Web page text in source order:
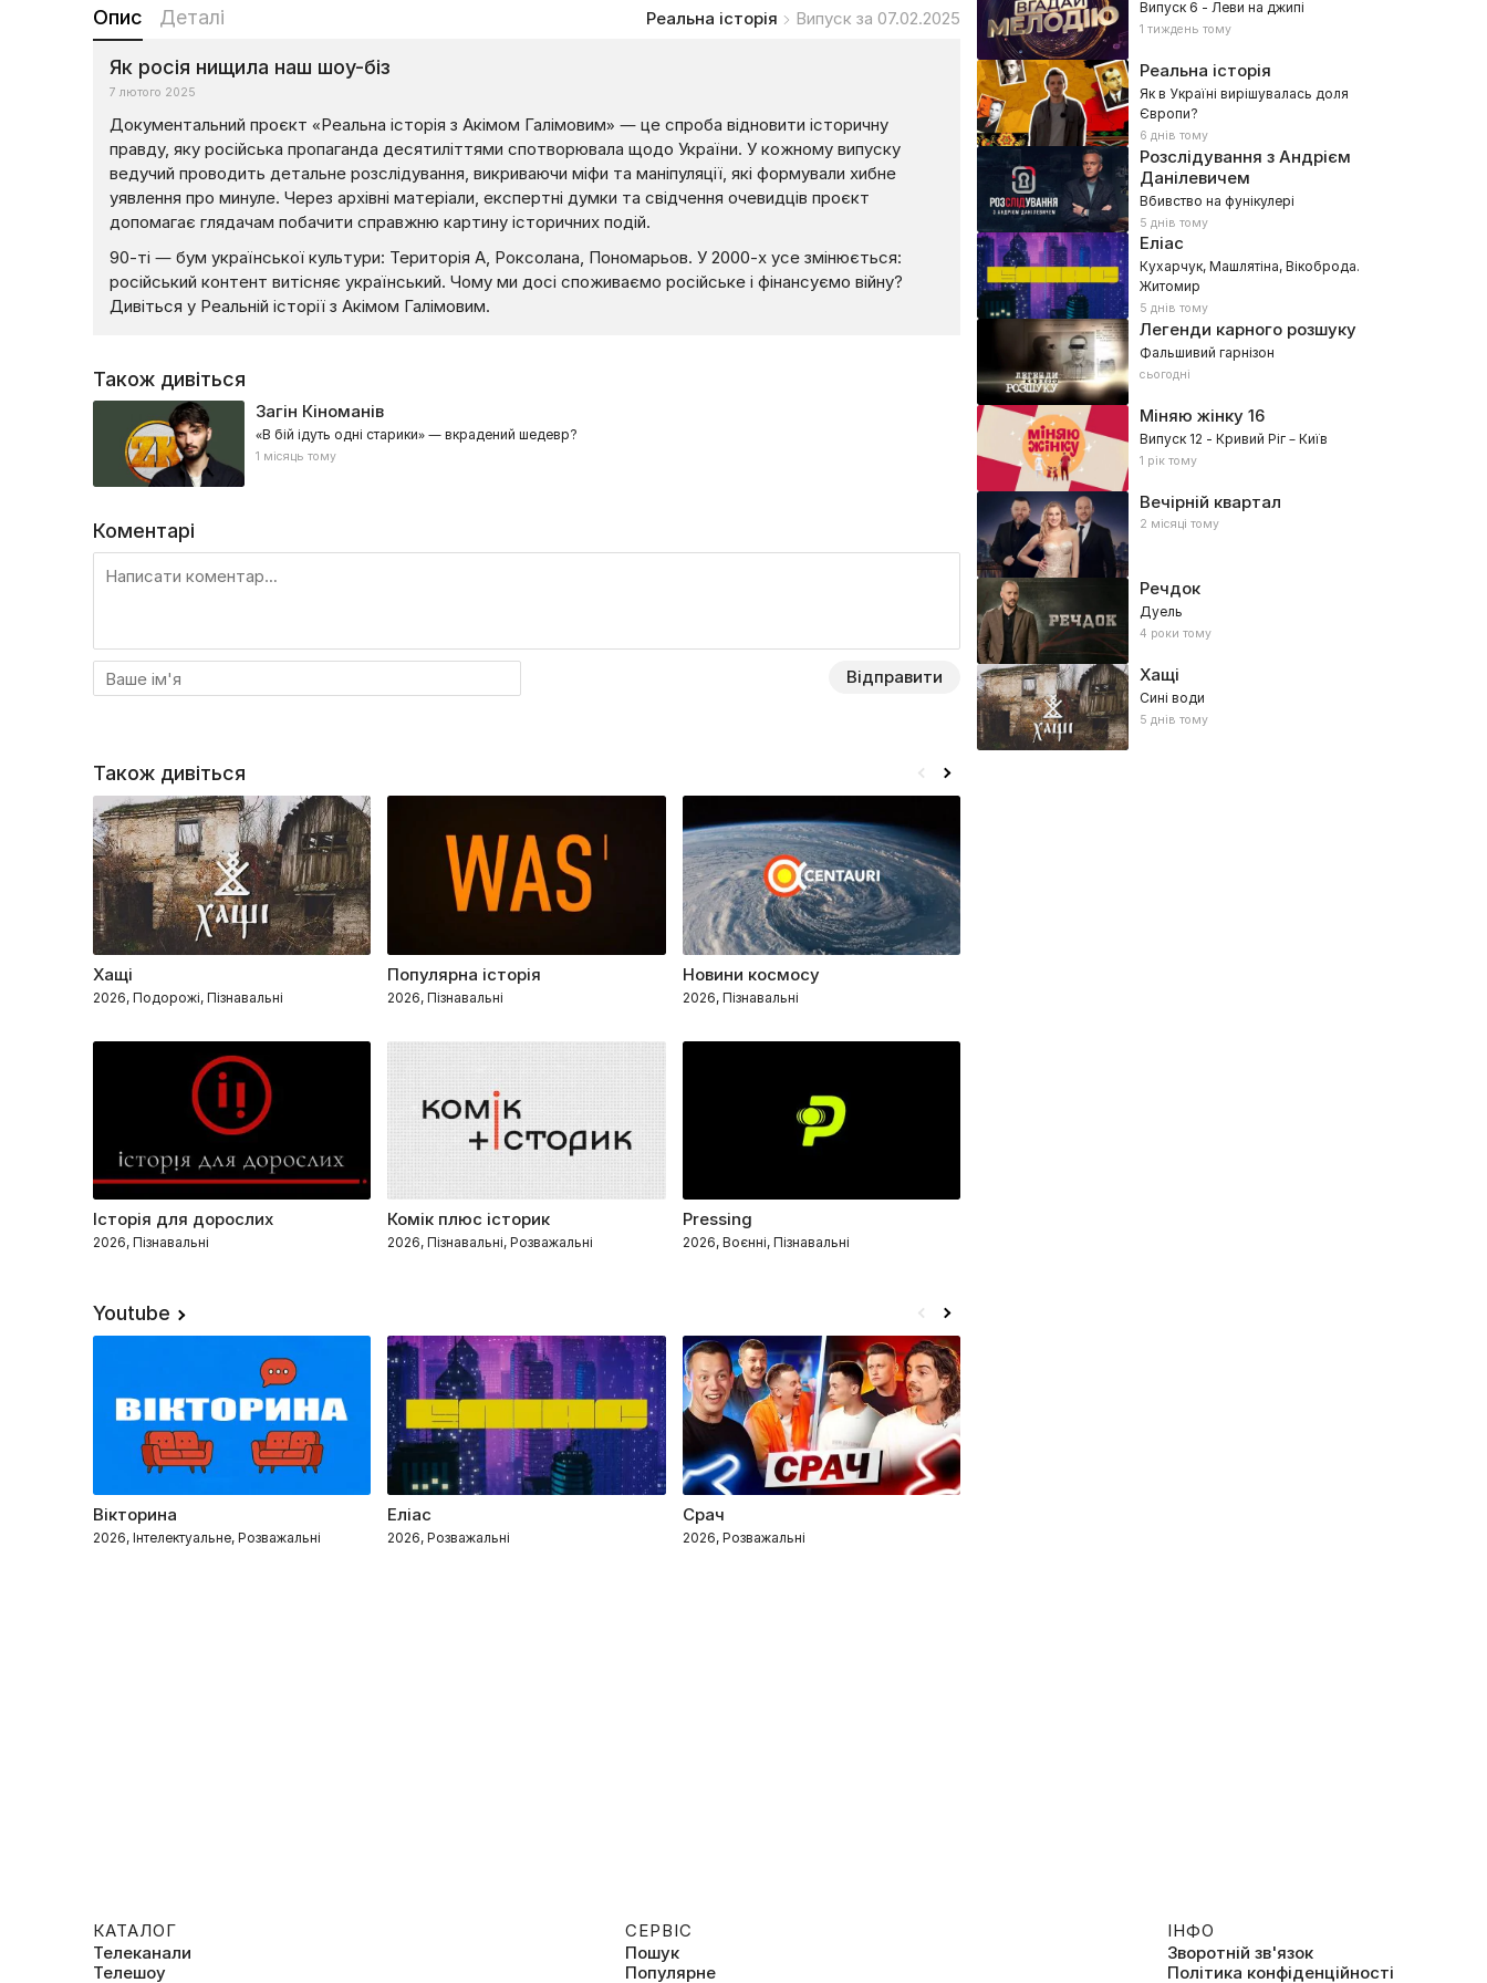
Опис Деталі Реальна історія Випуск за 07.02.2025
Як росія нищила наш шоу-біз
7 лютого 2025
Документальний проєкт «Реальна історія з Акімом Галімовим» — це спроба відновити історичну
правду, яку російська пропаганда десятиліттями спотворювала щодо України. У кожному випуску
ведучий проводить детальне розслідування, викриваючи міфи та маніпуляції, які формували хибне
уявлення про минуле. Через архівні матеріали, експертні думки та свідчення очевидців проєкт
допомагає глядачам побачити справжню картину історичних подій.
90-ті — бум української культури: Територія А, Роксолана, Пономарьов. У 2000-х усе змінюється:
російський контент витісняє український. Чому ми досі споживаємо російське і фінансуємо війну?
Дивіться у Реальній історії з Акімом Галімовим.
Також дивіться
Загін Кіноманів
«В бій ідуть одні старики» — вкрадений шедевр?
1 місяць тому
Коментарі
Відправити
Випуск 6 - Леви на джипі
1 тиждень тому
Реальна історія
Як в Україні вирішувалась доля
Європи?
6 днів тому
Розслідування з Андрієм
Данілевичем
Вбивство на фунікулері
5 днів тому
Еліас
Кухарчук, Машлятіна, Вікоброда.
Житомир
5 днів тому
Легенди карного розшуку
Фальшивий гарнізон
сьогодні
Міняю жінку16
Випуск 12 - Кривий Ріг – Київ
1 рік тому
Вечірній квартал
2 місяці тому
Речдок
Дуель
4 роки тому
Хащі
Сині води
5 днів тому
Також дивіться
Хащі
2026, Подорожі, Пізнавальні
Популярна історія
2026, Пізнавальні
Новини космосу
2026, Пізнавальні
Історія для дорослих
2026, Пізнавальні
Комік плюс історик
2026, Пізнавальні, Розважальні
Pressing
2026, Воєнні, Пізнавальні
Youtube
Вікторина
2026, Інтелектуальне, Розважальні
Еліас
2026, Розважальні
Срач
2026, Розважальні
КАТАЛОГ
Телеканали
Телешоу
СЕРВІС
Пошук
Популярне
ІНФО
Зворотній зв'язок
Політика конфіденційності